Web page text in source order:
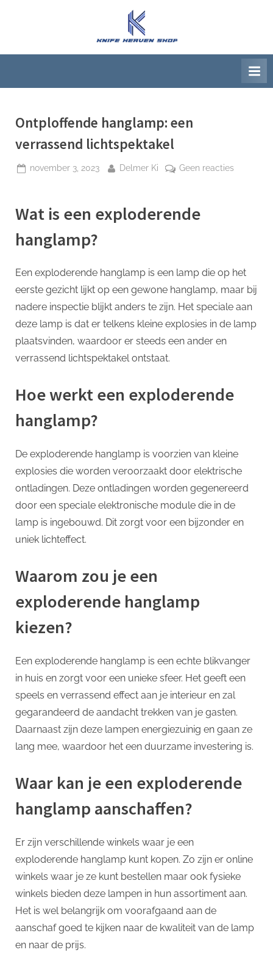
K
n
f
H
v
S
p
Ontploffende hanglamp: een
verrassend lichtspektakel
Geplaatst
november 3, 2023 Door
Delmer Ki Geen reactiesop
Wat is een exploderende
hanglamp?
Een exploderende hanglamp is een lamp die op het
eerste gezicht lijkt op een gewone hanglamp, maar bij
nadere inspectie blijkt anders te zijn. Het speciale aan
deze lamp is dat er telkens kleine explosies in de lamp
plaatsvinden, waardoor er steeds een ander en
verrassend lichtspektakel ontstaat.
Hoe werkt een exploderende
hanglamp?
De exploderende hanglamp is voorzien van kleine
explosies die worden veroorzaakt door elektrische
ontladingen. Deze ontladingen worden gegenereerd
door een speciale elektronische module die in de
lamp is ingebouwd. Dit zorgt voor een bijzonder en
uniek lichteffect.
Waarom zou je een
exploderende hanglamp
kiezen?
Een exploderende hanglamp is een echte blikvanger
in huis en zorgt voor een unieke sfeer. Het geeft een
speels en verrassend effect aan je interieur en zal
gegarandeerd de aandacht trekken van je gasten.
Daarnaast zijn deze lampen energiezuinig en gaan ze
lang mee, waardoor het een duurzame investering is.
Waar kan je een exploderende
hanglamp aanschaffen?
Er zijn verschillende winkels waar je een
exploderende hanglamp kunt kopen. Zo zijn er online
winkels waar je ze kunt bestellen maar ook fysieke
winkels bieden deze lampen in hun assortiment aan.
Het is wel belangrijk om voorafgaand aan de
aanschaf goed te kijken naar de kwaliteit van de lamp
en naar de prijs.